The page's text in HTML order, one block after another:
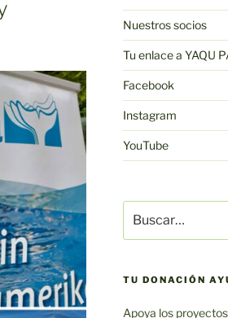
Nuestros socios
Tu enlace a YAQU
Facebook
Instagram
YouTube
TU DONACIÓN
Apoya los